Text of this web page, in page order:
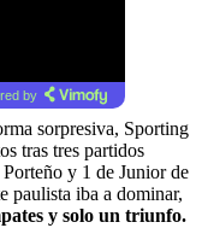
by
sorpresiva, Sporting
tras tres partidos
y 1 de Junior de
paulista iba a dominar,
y solo un triunfo.